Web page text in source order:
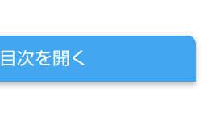
目次を開く